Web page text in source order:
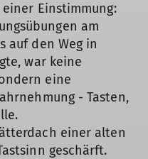
Einstimmung:
am
auf den Weg in
war keine
eine
- Tasten,
einer alten
geschärft.